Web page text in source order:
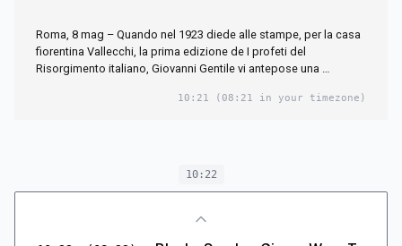
Roma, 8 mag – Quando nel 1923 diede alle stampe, per la casa
fiorentina Vallecchi, la prima edizione de I profeti del
Risorgimento italiano, Giovanni Gentile vi antepose una …
10:21 (08:21 in your timezone)
10:22